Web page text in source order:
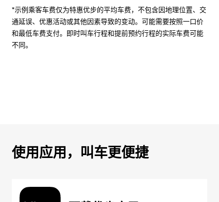
*示例乘客车费仅为特惠优步的平均车费，不包含因地理位置、交
通延误、优惠活动或其他因素导致的变动。可能需要按照一口价
和最低车费支付。即时叫车行程和提前预约行程的实际车费可能
不同。
使用应用，叫车更便捷